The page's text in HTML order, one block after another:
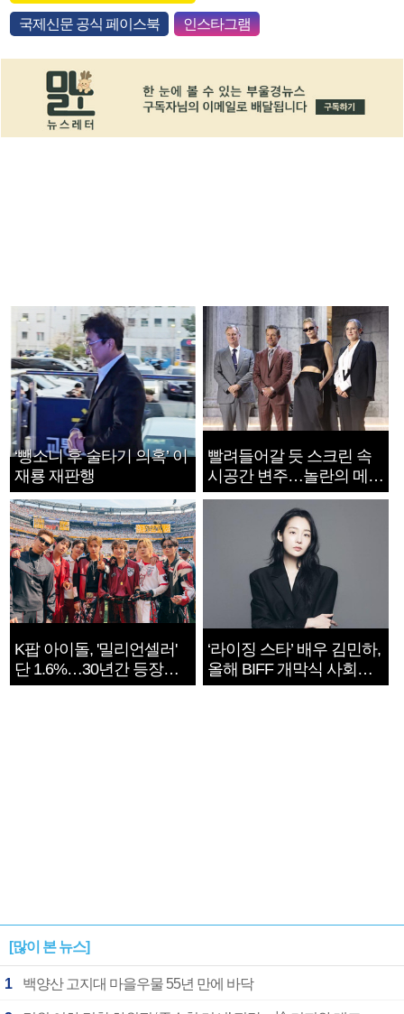
국제신문 공식 페이스북 인스타그램
‘뺑소니 후 술타기 의혹’ 이
재룡 재판행
빨려들어갈 듯 스크린 속
시공간 변주…놀란의 메시
지는 ‘전쟁 속죄’
K팝 아이돌, '밀리언셀러'
단 1.6%…30년간 등장
1182개팀 전수조사
‘라이징 스타’ 배우 김민하,
올해 BIFF 개막식 사회자
확정
[많이 본 뉴스]
1 백양산 고지대 마을우물 55년 만에 바닥